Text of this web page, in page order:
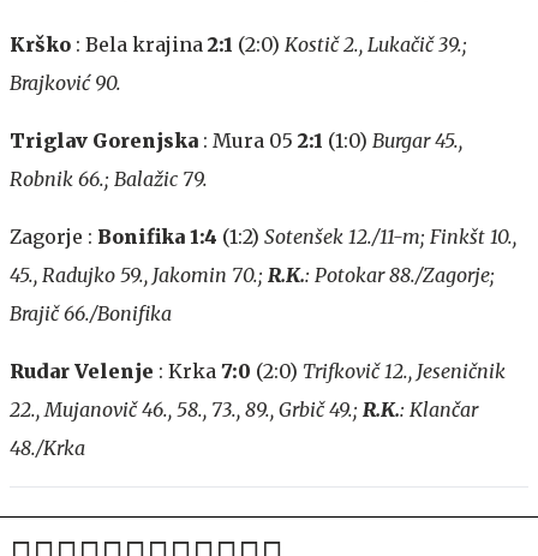
Krško : Bela krajina 2:1 (2:0) Kostič 2., Lukačič 39.;
Brajković 90.
Triglav Gorenjska : Mura 05 2:1 (1:0) Burgar 45.,
Robnik 66.; Balažic 79.
Zagorje : Bonifika 1:4 (1:2) Sotenšek 12./11-m; Finkšt 10.,
45., Radujko 59., Jakomin 70.; R.K.: Potokar 88./Zagorje;
Brajič 66./Bonifika
Rudar Velenje : Krka 7:0 (2:0) Trifkovič 12., Jeseničnik
22., Mujanovič 46., 58., 73., 89., Grbič 49.; R.K.: Klančar
48./Krka